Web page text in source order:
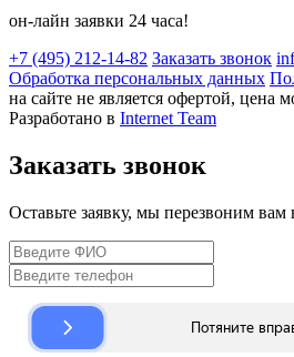
он-лайн заявки 24 часа!
+7 (495) 212-14-82 Заказать звонок
Обработка персональных данных
на сайте не является офертой, цена
Разработано в Internet Team
Заказать звонок
Оставьте заявку, мы перезвоним